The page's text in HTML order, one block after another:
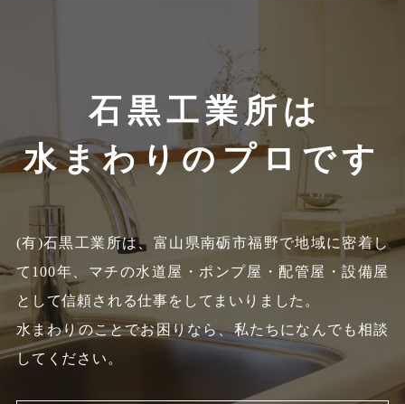
石黒工業所は
水まわりのプロです
(有)石黒工業所は、富山県南砺市福野で地域に密着し
て100年、 マチの水道屋・ポンプ屋・配管屋・設備屋
として信頼される仕事をしてまいりました。
水まわりのことでお困りなら、私たちになんでも相談
してください。